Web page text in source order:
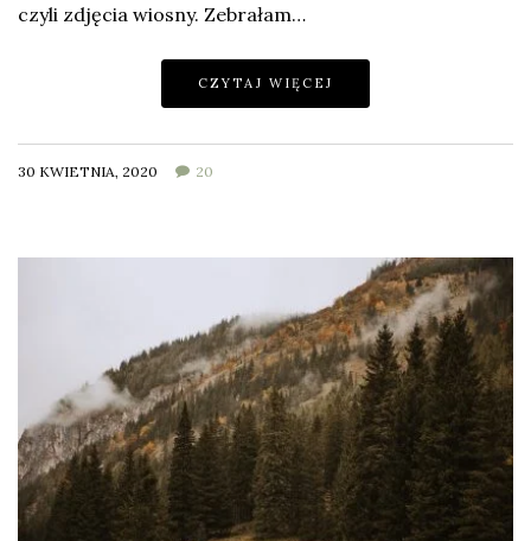
czyli zdjęcia wiosny. Zebrałam…
CZYTAJ WIĘCEJ
30 KWIETNIA, 2020 20